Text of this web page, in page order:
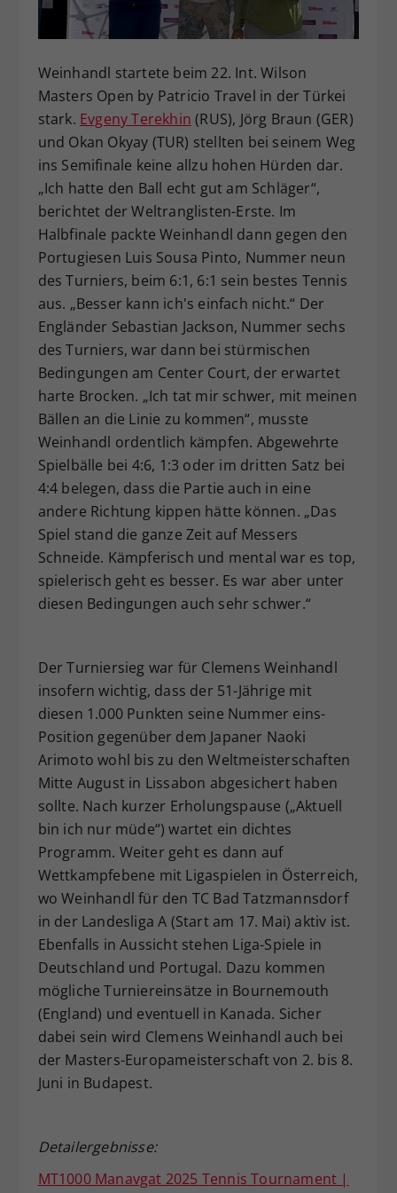
Weinhandl startete beim 22. Int. Wilson
Masters Open by Patricio Travel in der Türkei
stark. Evgeny Terekhin (RUS), Jörg Braun (GER)
und Okan Okyay (TUR) stellten bei seinem Weg
ins Semifinale keine allzu hohen Hürden dar.
„Ich hatte den Ball echt gut am Schläger“,
berichtet der Weltranglisten-Erste. Im
Halbfinale packte Weinhandl dann gegen den
Portugiesen Luis Sousa Pinto, Nummer neun
des Turniers, beim 6:1, 6:1 sein bestes Tennis
aus. „Besser kann ich's einfach nicht.“ Der
Engländer Sebastian Jackson, Nummer sechs
des Turniers, war dann bei stürmischen
Bedingungen am Center Court, der erwartet
harte Brocken. „Ich tat mir schwer, mit meinen
Bällen an die Linie zu kommen“, musste
Weinhandl ordentlich kämpfen. Abgewehrte
Spielbälle bei 4:6, 1:3 oder im dritten Satz bei
4:4 belegen, dass die Partie auch in eine
andere Richtung kippen hätte können. „Das
Spiel stand die ganze Zeit auf Messers
Schneide. Kämpferisch und mental war es top,
spielerisch geht es besser. Es war aber unter
diesen Bedingungen auch sehr schwer.“
Der Turniersieg war für Clemens Weinhandl
insofern wichtig, dass der 51-Jährige mit
diesen 1.000 Punkten seine Nummer eins-
Position gegenüber dem Japaner Naoki
Arimoto wohl bis zu den Weltmeisterschaften
Mitte August in Lissabon abgesichert haben
sollte. Nach kurzer Erholungspause („Aktuell
bin ich nur müde“) wartet ein dichtes
Programm. Weiter geht es dann auf
Wettkampfebene mit Ligaspielen in Österreich,
wo Weinhandl für den TC Bad Tatzmannsdorf
in der Landesliga A (Start am 17. Mai) aktiv ist.
Ebenfalls in Aussicht stehen Liga-Spiele in
Deutschland und Portugal. Dazu kommen
mögliche Turniereinsätze in Bournemouth
(England) und eventuell in Kanada. Sicher
dabei sein wird Clemens Weinhandl auch bei
der Masters-Europameisterschaft von 2. bis 8.
Juni in Budapest.
Detailergebnisse:
MT1000 Manavgat 2025 Tennis Tournament |
Zweck
Dieser Wert speichert Ihre Consent-
Einstellungen. Unter anderem eine
historische Speicherung Ihrer
vorgenommen Einstellungen, falls der
Webseiten-Betreiber dies eingestellt
hat.